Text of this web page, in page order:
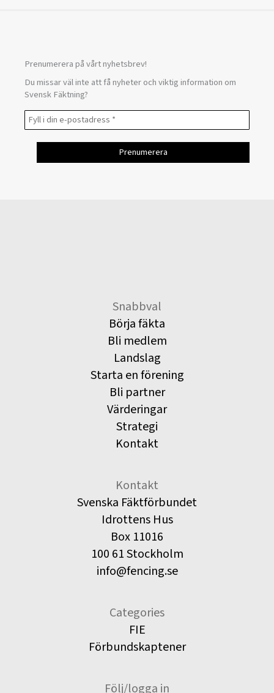
Prenumerera på vårt nyhetsbrev!
Du missar väl inte att få nyheter och viktig information om
Svensk Fäktning?
Snabbval
Börja fäkta
Bli medlem
Landslag
Starta en förening
Bli partner
Värderingar
Strategi
Kontakt
Kontakt
Svenska Fäktförbundet
Idrottens Hus
Box 11016
100 61 Stockholm
info@fencing.se
Categories
FIE
Förbundskaptener
Följ/logga in